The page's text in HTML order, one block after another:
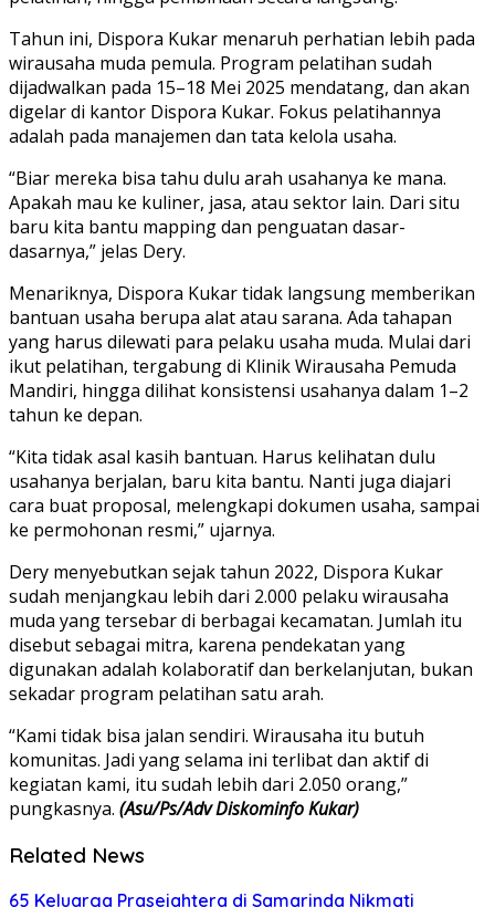
Tahun ini, Dispora Kukar menaruh perhatian lebih pada
wirausaha muda pemula. Program pelatihan sudah
dijadwalkan pada 15–18 Mei 2025 mendatang, dan akan
digelar di kantor Dispora Kukar. Fokus pelatihannya
adalah pada manajemen dan tata kelola usaha.
“Biar mereka bisa tahu dulu arah usahanya ke mana.
Apakah mau ke kuliner, jasa, atau sektor lain. Dari situ
baru kita bantu mapping dan penguatan dasar-
dasarnya,” jelas Dery.
Menariknya, Dispora Kukar tidak langsung memberikan
bantuan usaha berupa alat atau sarana. Ada tahapan
yang harus dilewati para pelaku usaha muda. Mulai dari
ikut pelatihan, tergabung di Klinik Wirausaha Pemuda
Mandiri, hingga dilihat konsistensi usahanya dalam 1–2
tahun ke depan.
“Kita tidak asal kasih bantuan. Harus kelihatan dulu
usahanya berjalan, baru kita bantu. Nanti juga diajari
cara buat proposal, melengkapi dokumen usaha, sampai
ke permohonan resmi,” ujarnya.
Dery menyebutkan sejak tahun 2022, Dispora Kukar
sudah menjangkau lebih dari 2.000 pelaku wirausaha
muda yang tersebar di berbagai kecamatan. Jumlah itu
disebut sebagai mitra, karena pendekatan yang
digunakan adalah kolaboratif dan berkelanjutan, bukan
sekadar program pelatihan satu arah.
“Kami tidak bisa jalan sendiri. Wirausaha itu butuh
komunitas. Jadi yang selama ini terlibat dan aktif di
kegiatan kami, itu sudah lebih dari 2.050 orang,”
pungkasnya. (Asu/Ps/Adv Diskominfo Kukar)
Related News
65 Keluarga Prasejahtera di Samarinda Nikmati